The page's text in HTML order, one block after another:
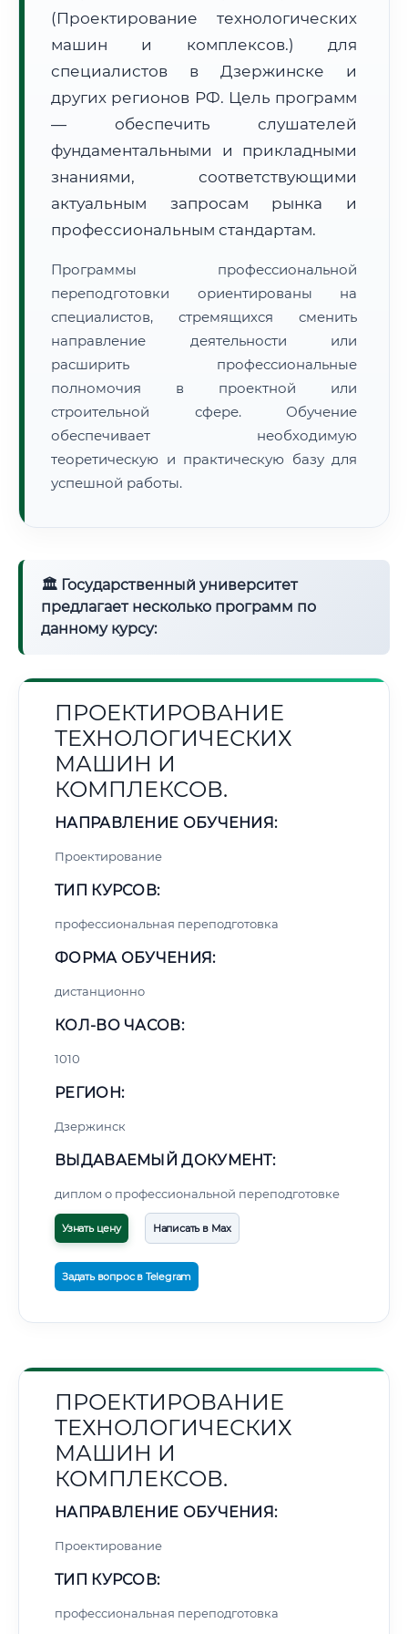
Расчет логистики оригиналов:
• Маршрут транзита:
• Экспресс-доставка СДЭК / Почтой:3–5 рабочих дней
📜 Документы и аккредитация ФИС ФРДО
(Проектирование технологических
машин и комплексов.) для
специалистов в Дзержинске и
других регионов РФ. Цель программ
— обеспечить слушателей
фундаментальными и прикладными
знаниями, соответствующими
актуальным запросам рынка и
профессиональным стандартам.
Программы профессиональной
переподготовки ориентированы на
специалистов, стремящихся сменить
направление деятельности или
расширить профессиональные
полномочия в проектной или
строительной сфере. Обучение
обеспечивает необходимую
теоретическую и практическую базу для
успешной работы.
🏛 Государственный университет
предлагает несколько программ по
данному курсу:
ПРОЕКТИРОВАНИЕ
ТЕХНОЛОГИЧЕСКИХ
МАШИН И
КОМПЛЕКСОВ.
НАПРАВЛЕНИЕ ОБУЧЕНИЯ:
Проектирование
ТИП КУРСОВ:
профессиональная переподготовка
ФОРМА ОБУЧЕНИЯ:
дистанционно
КОЛ-ВО ЧАСОВ:
1010
РЕГИОН:
Дзержинск
ВЫДАВАЕМЫЙ ДОКУМЕНТ:
диплом о профессиональной переподготовке
Узнать цену Написать в Max
Задать вопрос в Telegram
ПРОЕКТИРОВАНИЕ
ТЕХНОЛОГИЧЕСКИХ
МАШИН И
КОМПЛЕКСОВ.
НАПРАВЛЕНИЕ ОБУЧЕНИЯ:
Проектирование
ТИП КУРСОВ:
профессиональная переподготовка